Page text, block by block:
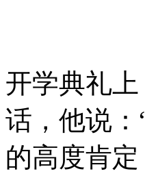
开学典礼
话，他说
的高度肯